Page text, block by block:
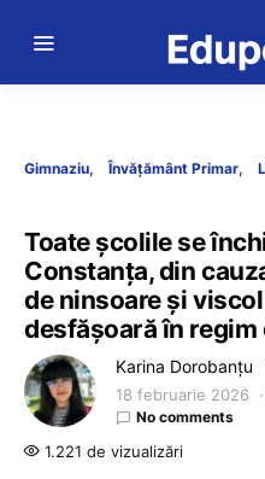
Gimnaziu Învățământ Primar
Toate școlile se
Constanța, din
de ninsoare și
desfășoară în regim
Karina Dorobanțu
18 februarie 2026
No comments
1.221 de vizualizări